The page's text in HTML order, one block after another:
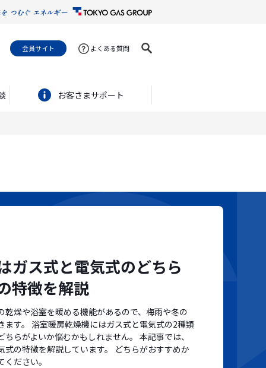
会員サイト よくある質問
お客さまサポート
ガス式と電気式のどちら
特徴を解説
乾燥や浴室を暖める機能があるので、梅雨や冬の
ます。 浴室暖房乾燥機にはガス式と電気式の2種類
らがよいか悩むかもしれません。 本記事では、
式の特徴を解説しています。 どちらがおすすめか
ださい。